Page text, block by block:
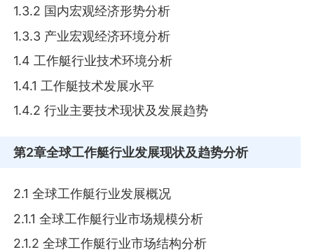
1.3.2 国内宏观经济形势分析
1.3.3 产业宏观经济环境分析
1.4 工作艇行业技术环境分析
1.4.1 工作艇技术发展水平
1.4.2 行业主要技术现状及发展趋势
第2章全球工作艇行业发展现状及趋势分析
2.1 全球工作艇行业发展概况
2.1.1 全球工作艇行业市场规模分析
2.1.2 全球工作艇行业市场结构分析